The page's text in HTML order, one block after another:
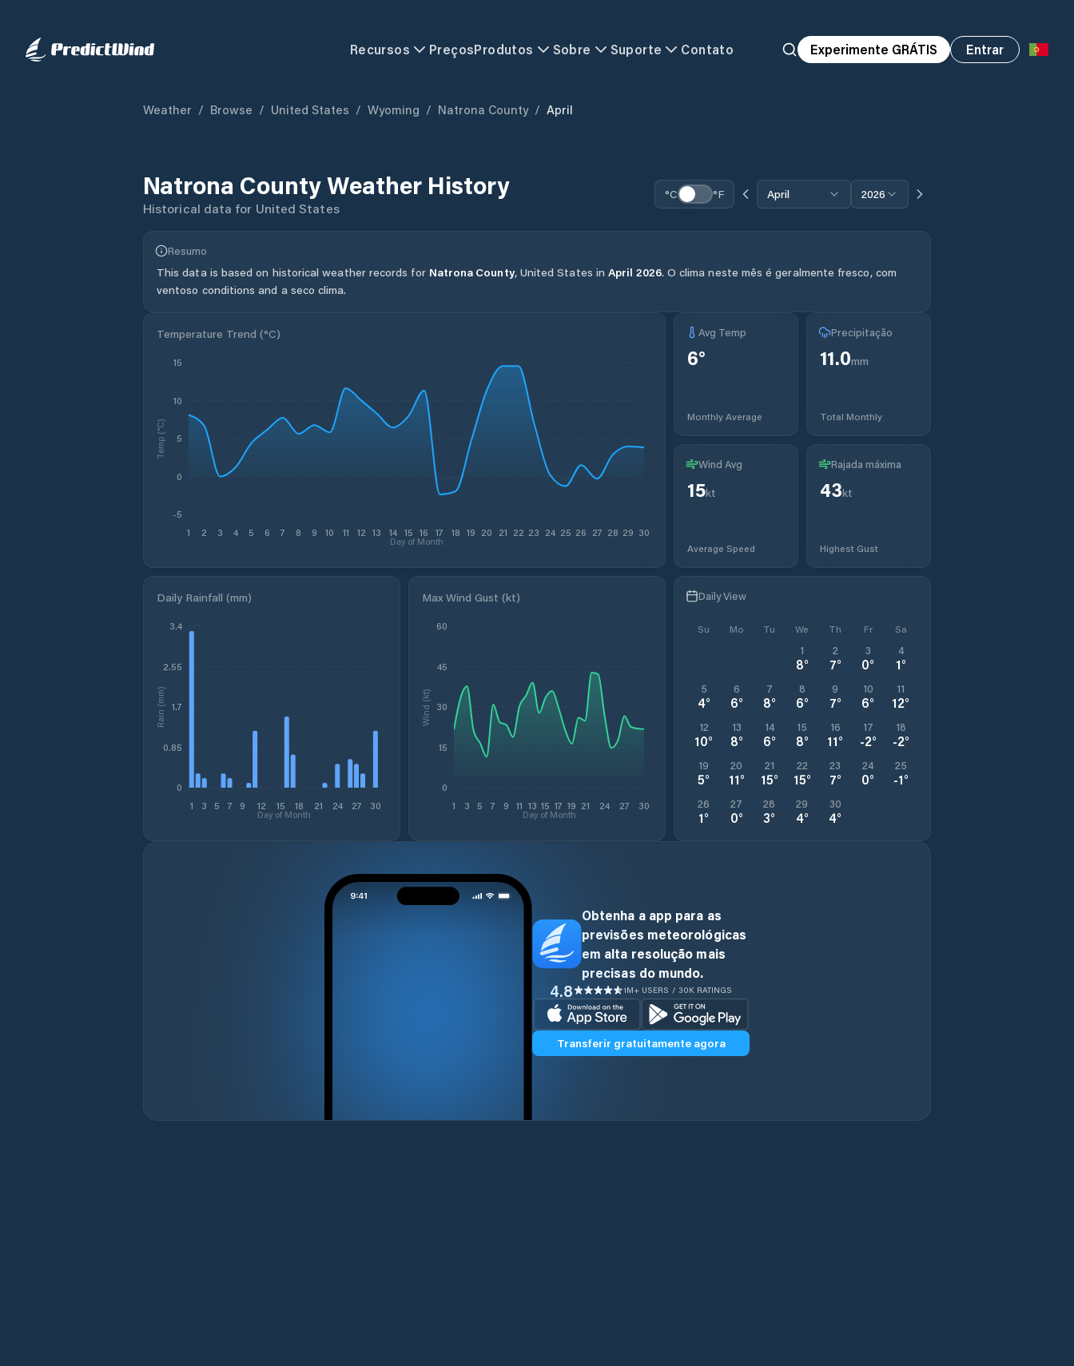
Recursos PreçosProdutos Sobre Suporte Contato Experimente GRÁTIS Entrar
Weather / Browse / United States / Wyoming / Natrona County / April
Natrona CountyWeather History
Historical data for United States
°C °F April 2026
Resumo
This data is based on historical weather records for Natrona County, United States in April 2026. O clima neste mês é geralmente fresco, com
ventoso conditions and a seco clima.
Temperature Trend (°C)
1 2 3 4 5 6 7 8 9 10 11 12 13 14 15 16 17 18 19 20 21 22 23 24 25 26 27 28 29 30
Day of Month
-5
0
5
10
15
Temp (°C)
Avg Temp
6°
Monthly Average
Precipitação
11.0mm
Total Monthly
Wind Avg
15kt
Average Speed
Rajada máxima
43kt
Highest Gust
Daily Rainfall (mm)
1 3 5 7 9 12 15 18 21 24 27 30
Day of Month
0
0.85
1.7
2.55
3.4
Rain (mm)
Max Wind Gust (kt)
1 3 5 7 9 11 13 15 17 19 21 24 27 30
Day of Month
0
15
30
45
60
Wind (kt)
Daily View
Su Mo Tu We Th Fr Sa
1
8°
2
7°
3
0°
4
1°
5
4°
6
6°
7
8°
8
6°
9
7°
10
6°
11
12°
12
10°
13
8°
14
6°
15
8°
16
11°
17
-2°
18
-2°
19
5°
20
11°
21
15°
22
15°
23
7°
24
0°
25
-1°
26
1°
27
0°
28
3°
29
4°
30
4°
Obtenha a app para as
previsões meteorológicas
em alta resolução mais
precisas do mundo.
4.8 1M+ USERS / 30K RATINGS
Transferir gratuitamente agora